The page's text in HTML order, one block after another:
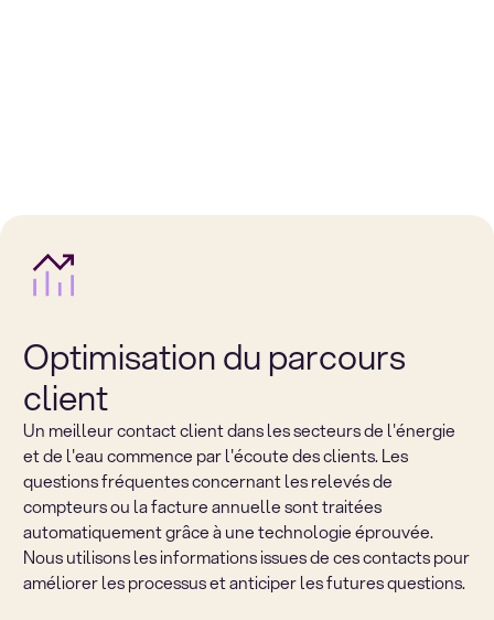
Optimisation du parcours
client
Un meilleur contact client dans les secteurs de l'énergie
et de l'eau commence par l'écoute des clients. Les
questions fréquentes concernant les relevés de
compteurs ou la facture annuelle sont traitées
automatiquement grâce à une technologie éprouvée.
Nous utilisons les informations issues de ces contacts pour
améliorer les processus et anticiper les futures questions.